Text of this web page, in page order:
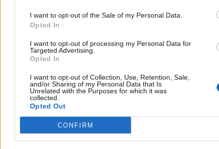
I want to opt-out of the Sale of my Personal Data.
Opted In
I want to opt-out of processing my Personal Data for
Targeted Advertising.
Opted In
I want to opt-out of Collection, Use, Retention, Sale,
and/or Sharing of my Personal Data that Is
Unrelated with the Purposes for which it was
collected.
Opted Out
CONFIRM